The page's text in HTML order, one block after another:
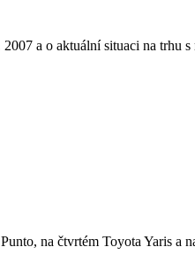
a o aktuální situaci na trhu
na čtvrtém Toyota Yaris a